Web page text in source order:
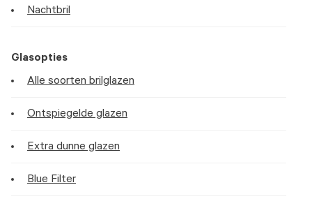
Nachtbril
Glasopties
Alle soorten brilglazen
Ontspiegelde glazen
Extra dunne glazen
Blue Filter